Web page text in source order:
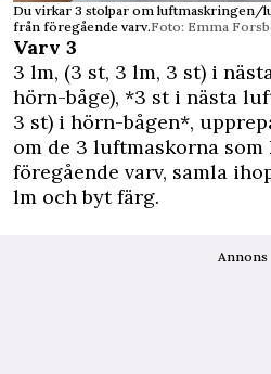
Du virkar 3 stolpar om luftmaskringen/
från föregående varv.Foto: Emma
Varv 3
3 lm, (3 st, 3 lm, 3 st) i
hörn-båge), *3 st i nästa
3 st) i hörn-bågen*,
om de 3 luftmaskorna
föregående varv, samla
lm och byt färg.
Annons